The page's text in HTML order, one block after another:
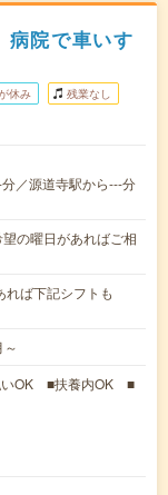
病院で車いす
休み 残業なし
／源道寺駅から---分
の曜日があればご相
ば下記シフトも
いOK ■扶養内OK ■